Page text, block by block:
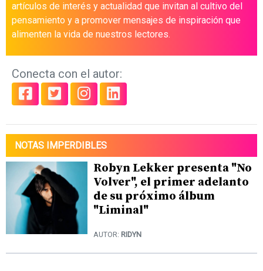
artículos de interés y actualidad que invitan al cultivo del
pensamiento y a promover mensajes de inspiración que
alimenten la vida de nuestros lectores.
Conecta con el autor:
NOTAS IMPERDIBLES
Robyn Lekker presenta "No
Volver", el primer adelanto
de su próximo álbum
"Liminal"
AUTOR: RIDYN